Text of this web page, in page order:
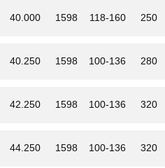
40.000 1598 118-160 250
40.250 1598 100-136 280
42.250 1598 100-136 320
44.250 1598 100-136 320